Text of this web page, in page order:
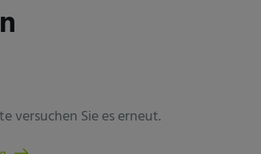
versuchen Sie es erneut.